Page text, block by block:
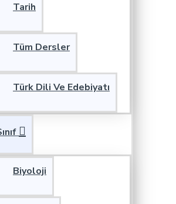
Tarih
Tüm Dersler
Türk Dili Ve Edebiyatı
Biyoloji